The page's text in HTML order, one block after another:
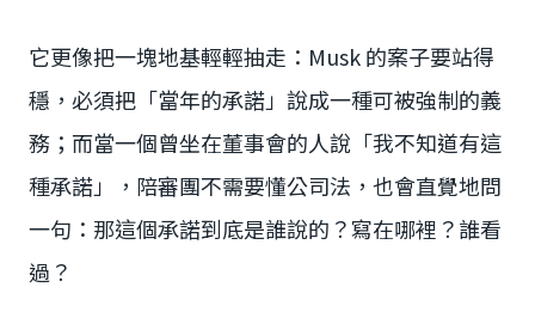
它更像把一塊地基輕輕抽走：Musk 的案子要站得
穩，必須把「當年的承諾」說成一種可被強制的義
務；而當一個曾坐在董事會的人說「我不知道有這
種承諾」，陪審團不需要懂公司法，也會直覺地問
一句：那這個承諾到底是誰說的？寫在哪裡？誰看
過？